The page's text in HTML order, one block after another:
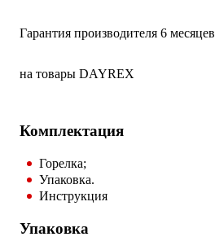
Гарантия производителя 6 месяцев
на товары DAYREX
Комплектация
Горелка;
Упаковка.
Инструкция
Упаковка